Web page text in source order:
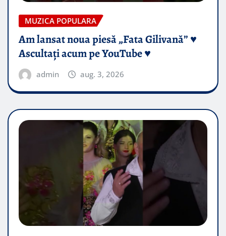
MUZICA POPULARA
Am lansat noua piesă „Fata Gilivană” ♥️
Ascultați acum pe YouTube ♥️
admin aug. 3, 2026